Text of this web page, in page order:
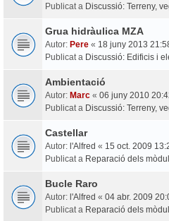
Publicat a Discussió: Terreny,
Grua hidràulica MZA
Autor: Pere « 18 juny 2013
Publicat a Discussió: Edificis i
Ambientació
Autor: Marc « 06 juny 2010
Publicat a Discussió: Terreny,
Castellar
Autor: l'Alfred « 15 oct. 2009
Publicat a Reparació dels
Bucle Raro
Autor: l'Alfred « 04 abr. 2009
Publicat a Reparació dels